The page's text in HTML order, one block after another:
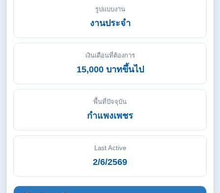
รูปแบบงาน
งานประจำ
เงินเดือนที่ต้องการ
15,000 บาทขึ้นไป
พื้นที่ปัจจุบัน
กำแพงเพชร
Last Active
2/6/2569